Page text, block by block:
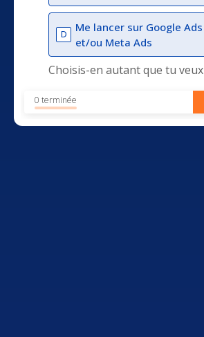
D
Me lancer sur Google Ads
et/ou Meta Ads
Choisis-en autant que tu veux
0 terminée